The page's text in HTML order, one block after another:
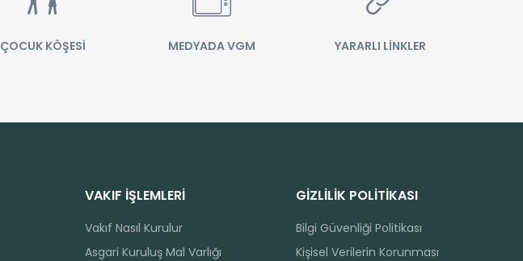
ÇOCUK KÖŞESİ MEDYADA VGM YARARLI LİNKLER
VAKIF İŞLEMLERİ
Vakıf Nasıl Kurulur
Asgari Kuruluş Mal Varlığı
GİZLİLİK POLİTİKASI
Bilgi Güvenliği Politikası
Kişisel Verilerin Korunması